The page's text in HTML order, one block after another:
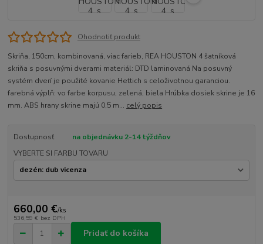
Ohodnotiť produkt
Skriňa, 150cm, kombinovaná, viac farieb, REA HOUSTON 4 šatníková
skriňa s posuvnými dverami materiál: DTD laminovaná Na posuvný
systém dverí je použité kovanie Hettich s celoživotnou garanciou.
farebná výplň: vo farbe korpusu, zelená, biela Hrúbka dosiek skrine je 16
mm. ABS hrany skrine majú 0,5 m... celý popis
Dostupnosť
na objednávku 2-14 týždňov
VYBERTE SI FARBU TOVARU
660,00 €/ks
536,59 € bez DPH
Pridať do košíka